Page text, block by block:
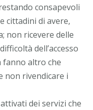
consapevoli
cittadini di avere,
non ricevere delle
dell’accesso
fanno altro che
non rivendicare i
dei servizi che